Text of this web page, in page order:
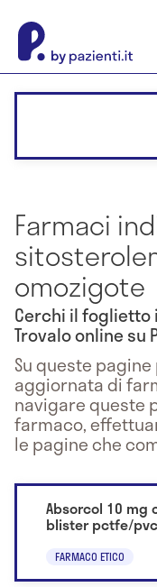
Farmaci
omozigote
Cerchi il
Trovalo online su
Su queste
aggiornata di
navigare queste
farmaco,
le pagine che
Absorcol 10 mg
blister pctfe/
FARMACO ETICO